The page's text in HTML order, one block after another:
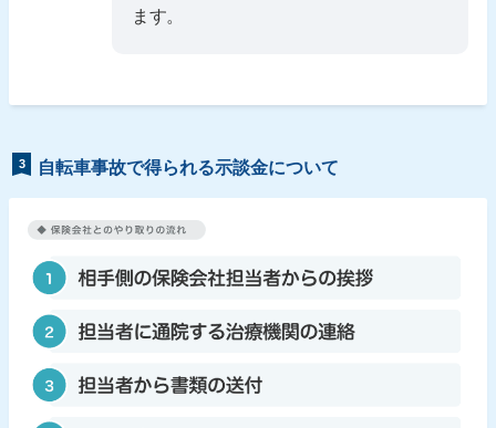
ます。
3 自転車事故で得られる示談金について